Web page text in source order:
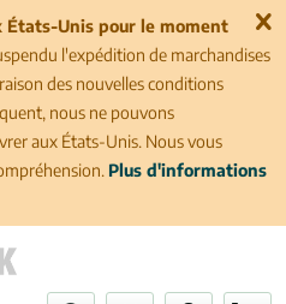
États-Unis pour le moment
l'expédition de marchandises
des nouvelles conditions
nous ne pouvons
aux États-Unis. Nous vous
Plus d'informations